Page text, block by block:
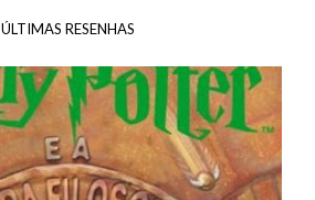
ÚLTIMAS RESENHAS